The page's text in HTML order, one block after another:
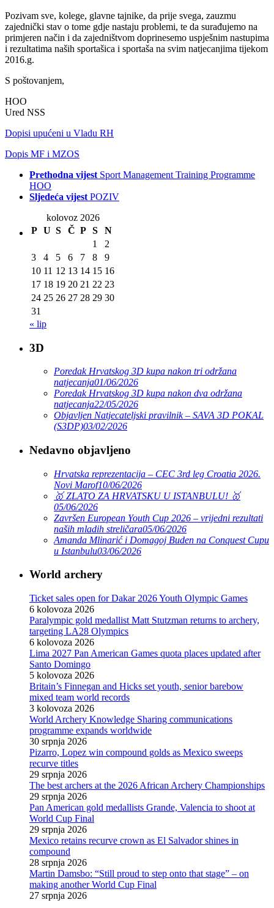
Pozivam sve, kolege, glavne tajnike, da prije svega, zauzmu
zajednički stav o tome gdje nastaju problemi, te da surađujemo na
primjeren način i da zajedništvom doprinesemo uspješnim nastupima
i rezultatima naših sportašica i sportaša na svim natjecanjima tijekom
2016.g.
S poštovanjem,
HOO
Ured NSS
Dopisi upućeni u Vladu RH
Dopis MF i MZOS
Prethodna vijest Sport Management Training Programme
HOO
Sljedeća vijest POZIV
kolovoz 2026
P U S Č P S
N
1
2
3
4 5 6 7 8
9
10 11 12 13 14 15 16
17 18 19 20 21 22 23
24 25 26 27 28 29 30
31
« lip
3D
Poredak Hrvatskog 3D kupa nakon tri održana
natjecanja01/06/2026
Poredak Hrvatskog 3D kupa nakon dva održana
natjecanja22/05/2026
Objavljen Natjecateljski pravilnik – SAVA 3D POKAL
(S3DP)03/02/2026
Nedavno objavljeno
Hrvatska reprezentacija – CEC 3rd leg Croatia 2026.
Novi Marof10/06/2026
🥇 ZLATO ZA HRVATSKU U ISTANBULU! 🥇
05/06/2026
Završen European Youth Cup 2026 – vrijedni rezultati
naših mladih streličara05/06/2026
Amanda Mlinarić i Domagoj Buden na Conquest Cupu
u Istanbulu03/06/2026
World archery
Ticket sales open for Dakar 2026 Youth Olympic Games
6 kolovoza 2026
Paralympic gold medallist Matt Stutzman returns to archery,
targeting LA28 Olympics
6 kolovoza 2026
Lima 2027 Pan American Games quota places updated after
Santo Domingo
5 kolovoza 2026
Britain’s Finnegan and Hicks set youth, senior barebow
mixed team world records
3 kolovoza 2026
World Archery Knowledge Sharing communications
programme expands worldwide
30 srpnja 2026
Pizarro, Lopez win compound golds as Mexico sweeps
recurve titles
29 srpnja 2026
The best archers at the 2026 African Archery Championships
29 srpnja 2026
Pan American gold medallists Grande, Valencia to shoot at
World Cup Final
29 srpnja 2026
Mexico retains recurve crown as El Salvador shines in
compound
28 srpnja 2026
Martin Damsbo: “Still proud to step onto that stage” – on
making another World Cup Final
27 srpnja 2026